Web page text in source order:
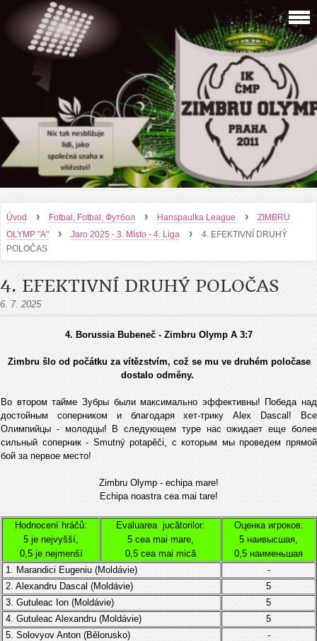
Úvod › Fotbal, Fotbal, Футбол › Hanspaulka League ›
ZIMBRU
OLYMP "A"
› Jaro 2025 - 3. Místo - 4. Liga ›
4. EFEKTIVNÍ DRUHÝ
POLOČAS
4. EFEKTIVNÍ DRUHÝ POLOČAS
6. 7. 2025
4. Borussia Bubeneč - Zimbru Olymp A 3:7
Zimbru šlo od počátku za vítězstvím, což se mu ve druhém poločase
dostalo odměny.
Во втором тайме Зубры были максимально эффективны! Победа над
достойным соперником и благодаря хет-трику Alex Dascal! Все
Олимпийцы - молодцы! В следующем туре нас ожидает еще более
сильный соперник - Smutný potapěči, с которым мы проведем прямой
бой за первое место!
Zimbru Olymp - echipa mare!
Echipa noastra cea mai tare!
Hodnocení hráčů:
5 je nejvyšší,
0,5 je nejmenší
Evaluarea jucătorilor:
5 cea mai mare,
0,5 cea mai mică
Оценка игроков:
5 наивысшая,
0,5 наименьшая
1. Marandici Eugeniu (Moldávie)
-
2. Alexandru Dascal (Moldávie)
5
3. Gutuleac Ion (Moldávie)
5
4. Gutuleac Alexandru (Moldávie)
5
5. Solovyov Anton (Bělorusko)
-